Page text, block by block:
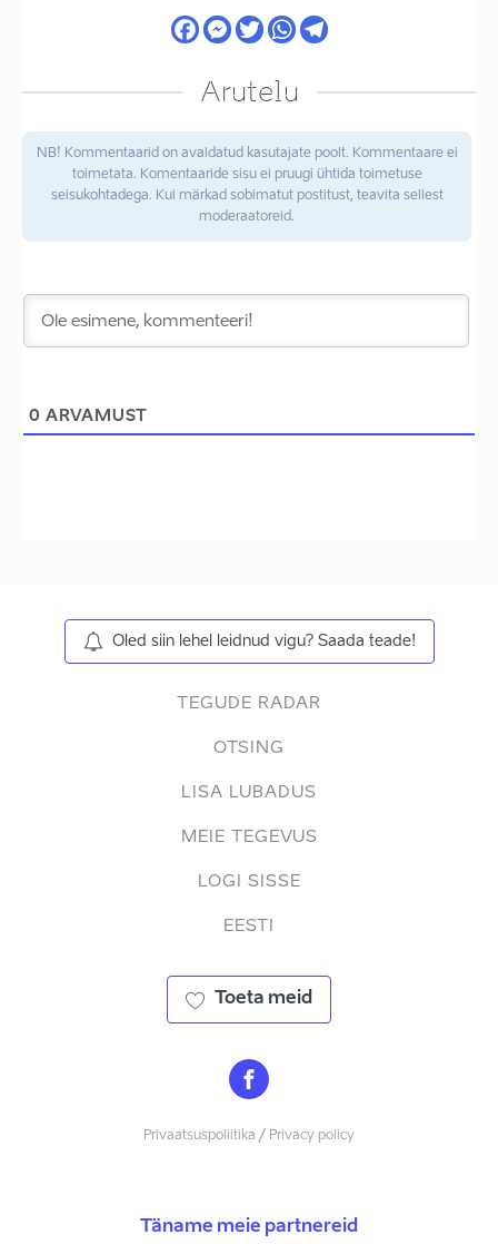
Arutelu
NB! Kommentaarid on avaldatud kasutajate poolt. Kommentaare ei
toimetata. Komentaaride sisu ei pruugi ühtida toimetuse
seisukohtadega. Kui märkad sobimatut postitust, teavita sellest
moderaatoreid.
0 ARVAMUST
Oled siin lehel leidnud vigu? Saada teade!
TEGUDE RADAR
OTSING
LISA LUBADUS
MEIE TEGEVUS
LOGI SISSE
EESTI
Toeta meid
Privaatsuspoliitika / Privacy policy
Täname meie partnereid